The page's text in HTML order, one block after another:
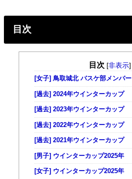
目次
目次 [非表示]
[女子] 鳥取城北 バスケ部メンバー
[過去] 2024年ウインターカップ
[過去] 2023年ウインターカップ
[過去] 2022年ウインターカップ
[過去] 2021年ウインターカップ
[男子] ウインターカップ2025年
[女子] ウインターカップ2025年